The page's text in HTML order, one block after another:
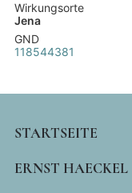
Wirkungsorte
Jena
GND
118544381
MAIN
STARTSEITE
ERNST HAECKEL